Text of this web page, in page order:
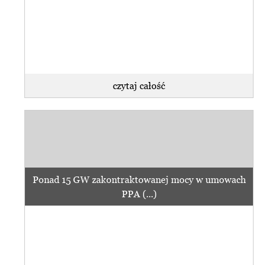
czytaj całość
Ponad 15 GW zakontraktowanej mocy w umowach
PPA (...)